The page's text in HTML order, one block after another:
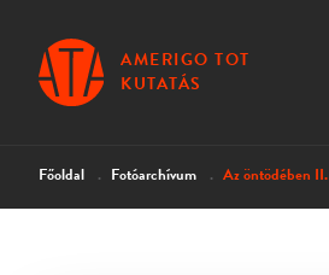
AMERIGO TOT
KUTATÁS
Főoldal Fotóarchívum Az öntödében II.